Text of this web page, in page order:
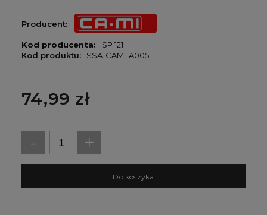
Producent:
Kod producenta:
SP 121
Kod produktu:
SSA-CAMI-A005
74,99 zł
- +
Do koszyka